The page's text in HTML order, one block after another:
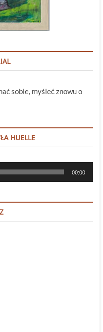
sobie, myśleć znowu o
HUELLE
00:00